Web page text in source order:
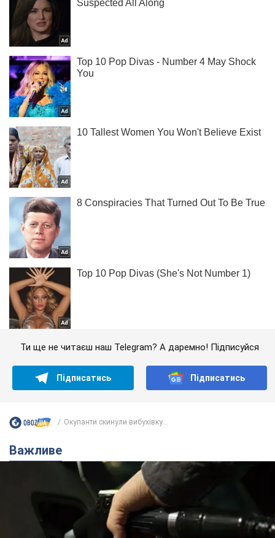
Ти ще не читаєш наш Telegram? А даремно! Підписуйся
Підписатись Підписатись
Окупанти скинули вибухівку...
Важливе